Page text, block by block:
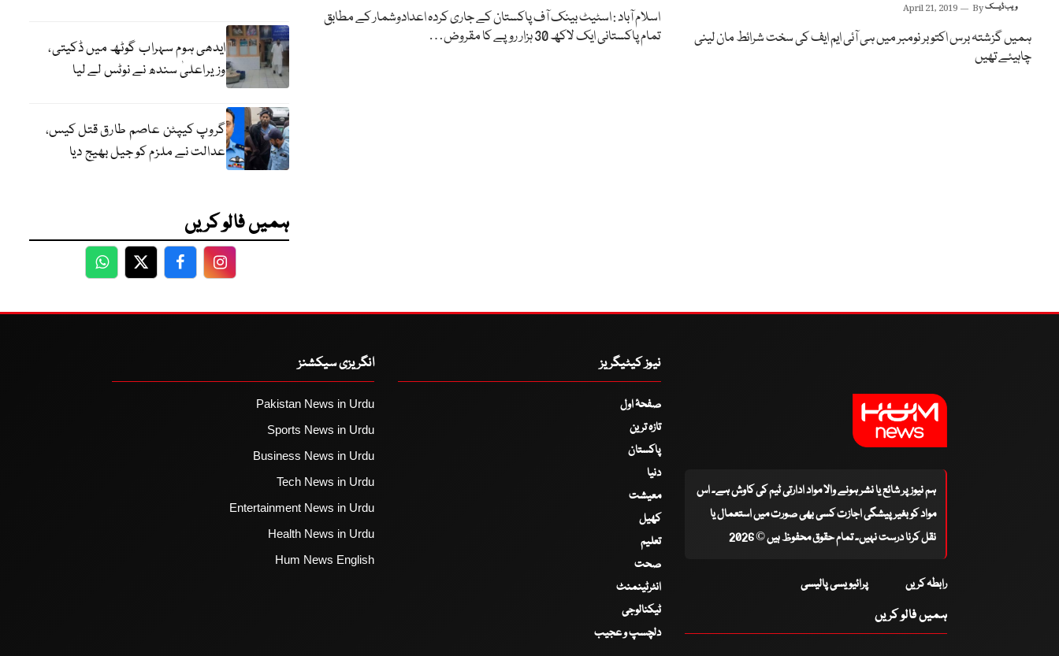
April 21, 2019 Byویب ڈیسک
ہمیں گزشتہ برس اکتوبر نومبر میں ہی آئی ایم ایف کی سخت شرائط مان لینی
چاہیئے تھیں
اسلام آباد : اسٹیٹ بینک آف پاکستان کے جاری کردہ اعدادوشمار کے مطابق
تمام پاکستانی ایک لاکھ 30 ہزار روپے کا مقروض…
ایدھی ہوم سہراب گوٹھ میں ڈکیتی،
وزیراعلیٰ سندھ نے نوٹس لے لیا
گروپ کیپٹن عاصم طارق قتل کیس،
عدالت نے ملزم کو جیل بھیج دیا
ہمیں فالو کریں
WhatsApp
TwitterFacebookFacebook
ہم نیوز پر شائع یا نشر ہونے والا مواد ادارتی ٹیم کی کاوش ہے۔ اس
مواد کو بغیر پیشگی اجازت کسی بھی صورت میں استعمال یا
نقل کرنا درست نہیں۔ تمام حقوق محفوظ ہیں © 2026
رابطہ کریں پرائیویسی پالیسی
ہمیں فالو کریں
نیوز کیٹیگریز
صفحۂ اول
تازہ ترین
پاکستان
دنیا
معیشت
کھیل
تعلیم
صحت
انٹرٹینمنٹ
ٹیکنالوجی
دلچسپ و عجیب
انگریزی سیکشنز
Pakistan News in Urdu
Sports News in Urdu
Business News in Urdu
Tech News in Urdu
Entertainment News in Urdu
Health News in Urdu
Hum News English